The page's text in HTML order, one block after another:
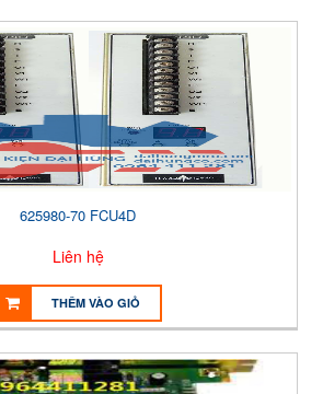
625980-70 FCU4D
Liên hệ
THÊM VÀO GIỎ